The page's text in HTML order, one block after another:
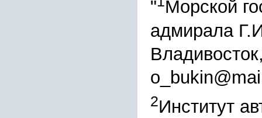
" Морской
адмирала
2Институт